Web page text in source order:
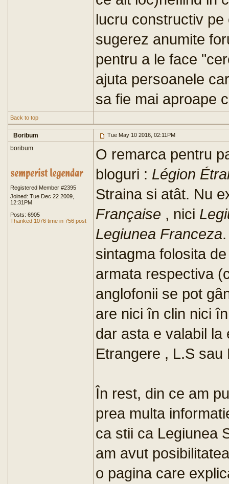
lucru constructiv
sugerez anumite
pentru a le face
ajuta persoanele
sa fie mai aproape
Back to top
Boribum Tue May 10 2016, 02:11PM
boribum
Registered Member #2395
Joined: Tue Dec 22 2009,
12:31PM
Posts: 6905
Thanked 1076 time in 756 post
O remarca pentru
bloguri : Légion
Straina si atât. Nu
Française , nici
Legiunea Franceza
sintagma folosita
armata respectiva
anglofonii se pot
are nici în clin nici
dar asta e valabil la
Etrangere , L.S sau
În rest, din ce am
prea multa
ca stii ca Legiunea
am avut
o pagina care